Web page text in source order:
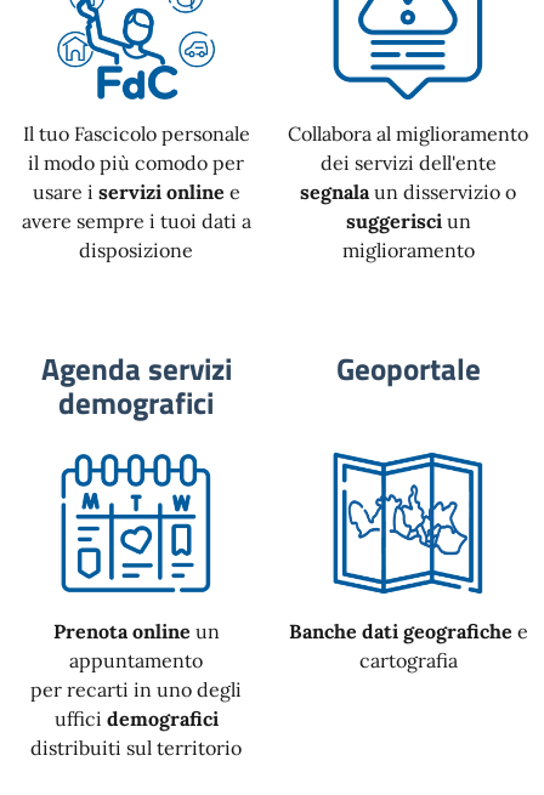
Il tuo Fascicolo personale
il modo più comodo per
usare i servizi online e
avere sempre i tuoi dati a
disposizione
Collabora al miglioramento
dei servizi dell'ente
segnala un disservizio o
suggerisciun
miglioramento
Agenda servizi
demografici
Prenota online un
appuntamento
per recarti in uno degli
uffici demografici
distribuiti sul territorio
Geoportale
Banche dati geografiche e
cartografia